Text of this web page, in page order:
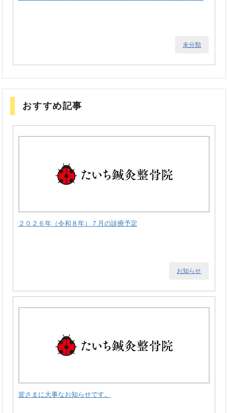
未分類
おすすめ記事
２０２６年（令和８年）７月の診療予定
お知らせ
皆さまに大事なお知らせです。